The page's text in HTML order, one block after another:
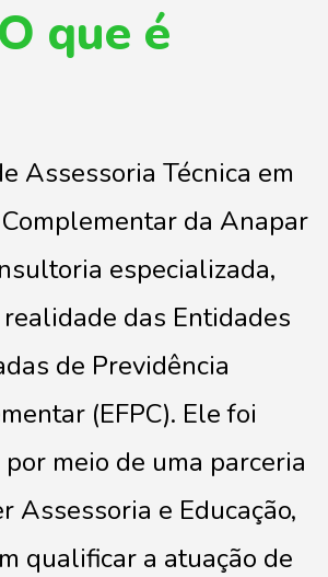
O que é
Assessoria Técnica em
da Anapar
especializada,
das Entidades
de Previdência
(EFPC). Ele foi
meio de uma parceria
Assessoria e Educação,
qualificar a atuação de